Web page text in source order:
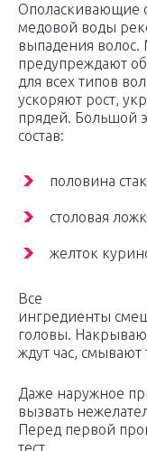
Ополаскивающие
медовой воды
выпадения волос.
предупреждают
для всех типов
ускоряют рост,
прядей. Большой
состав:
половина
столовая
желток
Все
ингредиенты
головы.
ждут час, смывают
Даже наружное
вызвать
Перед первой
тест.